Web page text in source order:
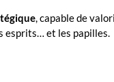
, capable de
esprits… et les papilles.